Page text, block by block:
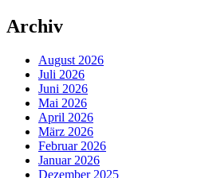
Archiv
August 2026
Juli 2026
Juni 2026
Mai 2026
April 2026
März 2026
Februar 2026
Januar 2026
Dezember 2025